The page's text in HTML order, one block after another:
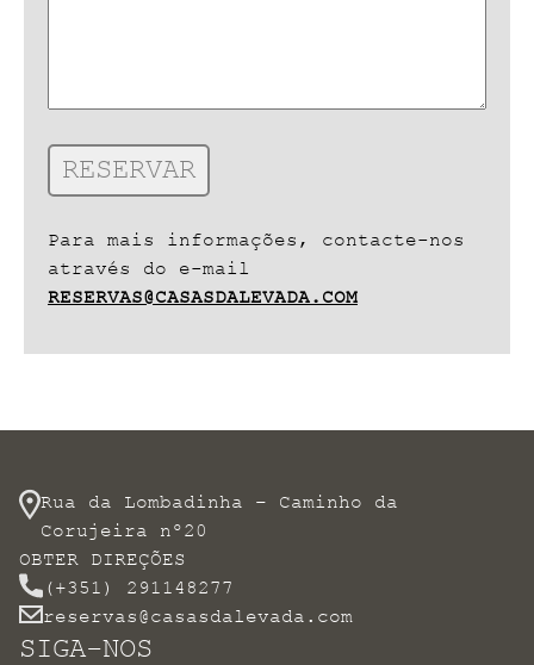
Para mais informações, contacte-nos
através do e-mail
RESERVAS@CASASDALEVADA.COM
Rua da Lombadinha – Caminho da
Corujeira nº20
OBTER DIREÇÕES
(+351) 291148277
reservas@casasdalevada.com
SIGA-NOS